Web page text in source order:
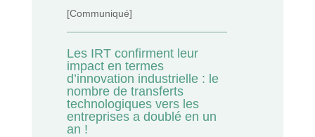
[Communiqué]
Les IRT confirment leur
impact en termes
d’innovation industrielle : le
nombre de transferts
technologiques vers les
entreprises a doublé en un
an !